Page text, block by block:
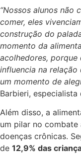
“Nossos alunos não
comer, eles
construção do
momento da
acolhedores, porque
influencia na
um momento de
Barbieri,
Além disso, a
um pilar no combate
doenças crônicas.
de 12,9% das